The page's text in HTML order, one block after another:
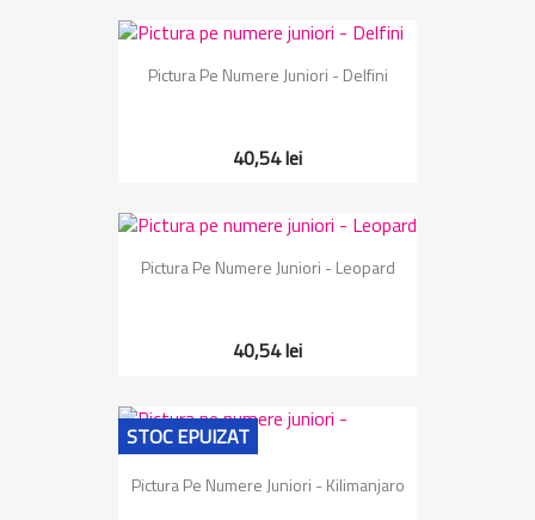
Pictura Pe Numere Juniori - Delfini
40,54 lei
Pictura Pe Numere Juniori - Leopard
40,54 lei
Pictura Pe Numere Juniori - Kilimanjaro
STOC EPUIZAT